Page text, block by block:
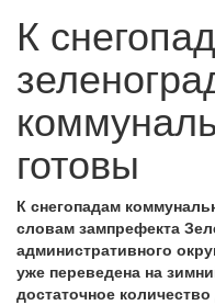
К
готовы
К снегопадам
словам зампрефекта
административного
уже переведена на
достаточное